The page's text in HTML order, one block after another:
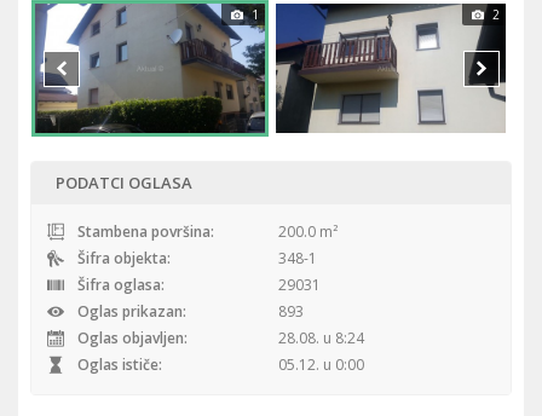
1 2
PODATCI OGLASA
Stambena površina:
200.0 m²
Šifra objekta:
348-1
Šifra oglasa:
29031
Oglas prikazan:
893
Oglas objavljen:
28.08. u 8:24
Oglas ističe:
05.12. u 0:00